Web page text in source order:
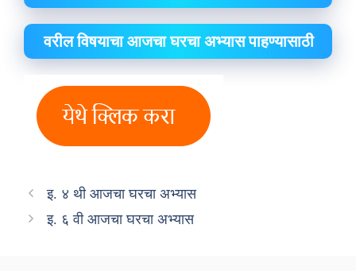
वरील विषयाचा आजचा घरचा अभ्यास पाहण्यासाठी
इ. ४ थी आजचा घरचा अभ्यास
इ. ६ वी आजचा घरचा अभ्यास